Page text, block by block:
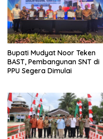
Bupati Mudyat Noor Teken
BAST, Pembangunan SNT di
PPU Segera Dimulai